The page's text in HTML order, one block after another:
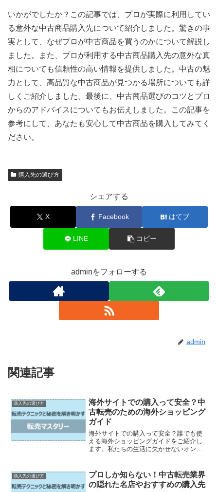
いかがでしたか？この記事では、プロが実際に利用してい
る意外な中古商品購入先について紹介しました。驚きの事
実として、なぜプロが中古商品を買うのかについて解説し
ました。また、プロが利用する中古商品購入先の意外な真
相についても信頼性の高い情報を提供しました。中古の魅
力として、高品質な中古商品が見つかる場所についても詳
しくご紹介しました。最後に、中古商品選びのコツとプロ
からのアドバイスについてもお伝えしました。この記事を
参考にして、あなたも安心して中古商品を購入してみてく
ださい。
購入先の選び方
シェアする
X Facebook はてブ
LINE コピー
adminをフォローする
admin
関連記事
購入先の選び方
海外サイトでの購入って安全？中
古転売のための海外ショッピング
ガイド
海外サイトでの購入って安全？誰でも使
える海外ショッピングガイドをご紹介し
ます。私たちの生活に欠かせないオンラ
が増えています。しかし、海外サイトで
の購入はちょっと不安、と...
購入先の選び方
プロしか知らない！中古転売業界
の隠れた名店やおすすめの購入先